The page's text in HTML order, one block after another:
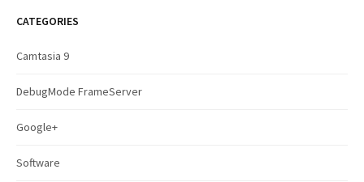
c
f
CATEGORIES
Camtasia 9
DebugMode FrameServer
Google+
Software